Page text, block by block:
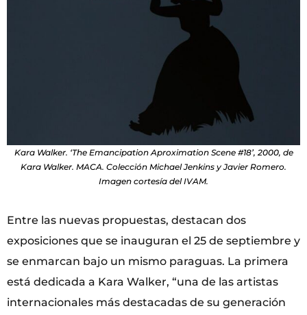
Kara Walker. ‘The Emancipation Aproximation Scene #18’, 2000, de
Kara Walker. MACA. Colección Michael Jenkins y Javier Romero.
Imagen cortesía del IVAM.
Entre las nuevas propuestas, destacan dos
exposiciones que se inauguran el 25 de septiembre y
se enmarcan bajo un mismo paraguas. La primera
está dedicada a Kara Walker, “una de las artistas
internacionales más destacadas de su generación